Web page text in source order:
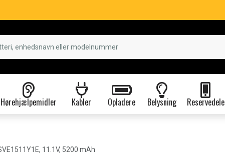
Hørehjælpemidler Kabler Opladere Belysning Reservedele
11.1V, 5200 mAh